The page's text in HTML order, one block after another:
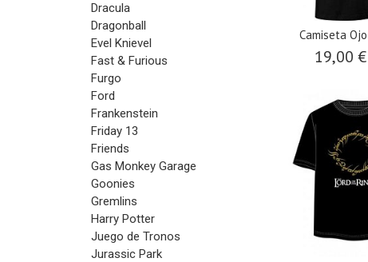
Dracula
Dragonball
Evel Knievel
Fast & Furious
Furgo
Ford
Frankenstein
Friday 13
Friends
Gas Monkey Garage
Goonies
Gremlins
Harry Potter
Juego de Tronos
Jurassic Park
Camiseta
19,00